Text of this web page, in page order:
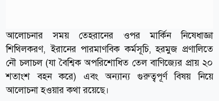
আলোচনার সময় তেহরানের ওপর মার্কিন নিষেধাজ্ঞা
শিথিলকরণ, ইরানের পারমাণবিক কর্মসূচি, হরমুজ প্রণালিতে
নৌ চলাচল (যা বৈশ্বিক অপরিশোধিত তেল বাণিজ্যের প্রায় ২০
শতাংশ বহন করে) এবং অন্যান্য গুরুত্বপূর্ণ বিষয় নিয়ে
আলোচনা হওয়ার কথা রয়েছে।